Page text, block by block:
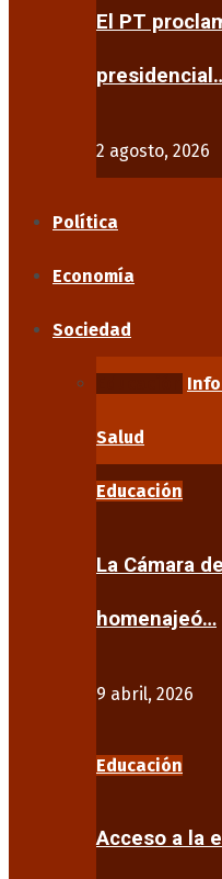
El PT
2 agosto, 2026
Política
Economía
Sociedad
Salud
Educación
La Cámara
homenajeó…
9 abril, 2026
Educación
Acceso a la